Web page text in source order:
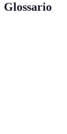
Glossario